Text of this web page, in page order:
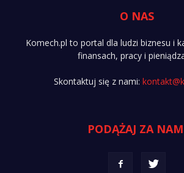
O NAS
Komech.pl to portal dla ludzi biznesu i
finansach, pracy i
Skontaktuj się z nami:
PODĄŻAJ ZA